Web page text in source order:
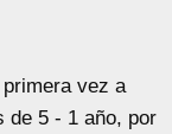
vez a
de 5 - 1 año, por